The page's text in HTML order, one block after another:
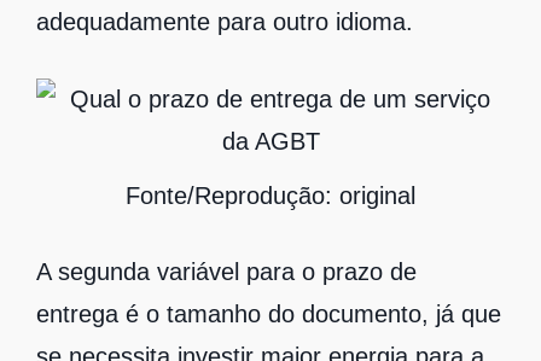
adequadamente para outro idioma.
Fonte/Reprodução: original
A segunda variável para o prazo de
entrega é o tamanho do documento, já que